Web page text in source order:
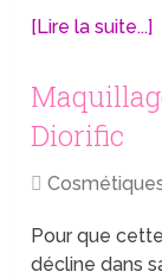
[Lire la suite...]
Diorific
Pour que
décline dans